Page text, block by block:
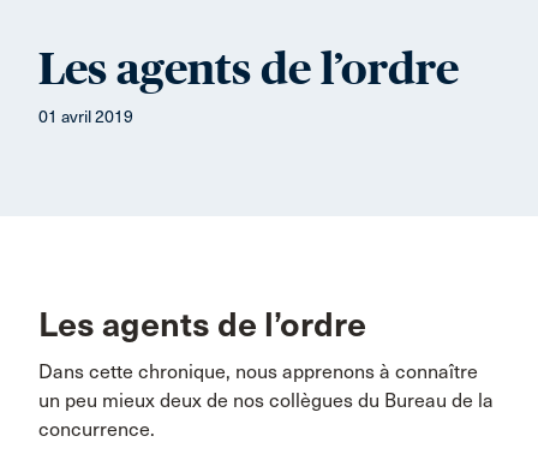
Les agents de l’ordre
01 avril 2019
Les agents de l’ordre
Dans cette chronique, nous apprenons à connaître
un peu mieux deux de nos collègues du Bureau de la
concurrence.